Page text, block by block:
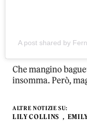
A post shared by
Che mangino
insomma. Però,
ALTRE NOTIZIE SU:
LILY COLLINS